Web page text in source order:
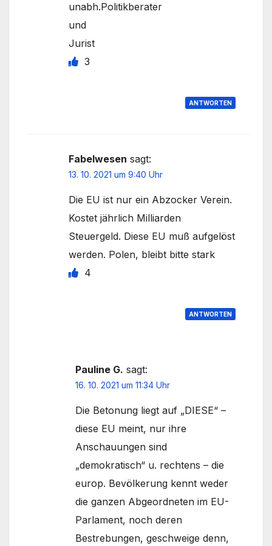
unabh.Politikberater
und
Jurist
3
ANTWORTEN
Fabelwesen sagt:
13. 10. 2021 um 9:40 Uhr
Die EU ist nur ein Abzocker Verein.
Kostet jährlich Milliarden
Steuergeld. Diese EU muß aufgelöst
werden. Polen, bleibt bitte stark
4
ANTWORTEN
Pauline G. sagt:
16. 10. 2021 um 11:34 Uhr
Die Betonung liegt auf „DIESE“ –
diese EU meint, nur ihre
Anschauungen sind
„demokratisch“ u. rechtens – die
europ. Bevölkerung kennt weder
die ganzen Abgeordneten im EU-
Parlament, noch deren
Bestrebungen, geschweige denn,